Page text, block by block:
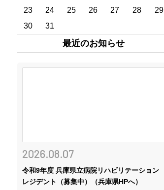
病院見学など
実習・研修
23
24 25 26 27 28
29
30
31
最近のお知らせ
2026.08.07
令和9年度 兵庫県立病院リハビリテーション
レジデント（募集中）（兵庫県HPへ）